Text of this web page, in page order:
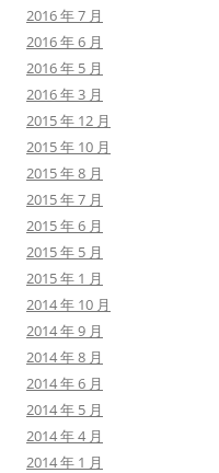
2016 年 7 月
2016 年 6 月
2016 年 5 月
2016 年 3 月
2015 年 12 月
2015 年 10 月
2015 年 8 月
2015 年 7 月
2015 年 6 月
2015 年 5 月
2015 年 1 月
2014 年 10 月
2014 年 9 月
2014 年 8 月
2014 年 6 月
2014 年 5 月
2014 年 4 月
2014 年 1 月